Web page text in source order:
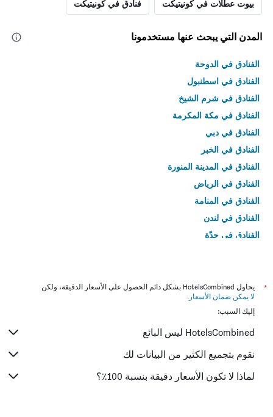
بيوت عطلات في كونيتيكت فنادق في كونيتيكت
المدن التي يبحث عنها مستخدمونا
الفنادق في الدوحة
الفنادق في اسطنبول
الفنادق في شرم الشيخ
الفنادق في مكة المكرمة
الفنادق في دبي
الفنادق في الخبر
الفنادق في المدينة المنورة
الفنادق في الرياض
الفنادق في المنامة
الفنادق في لندن
الفنادق في جدّة
*
يحاول HotelsCombined بشكل دائم الحصول على الأسعار الدقيقة، ولكن
لا يمكن ضمان الأسعار .
إليك السبب:
HotelsCombined ليس البائع
نقوم بتجميع الكثير من البيانات لك
لماذا لا تكون الأسعار دقيقة بنسبة 100٪؟